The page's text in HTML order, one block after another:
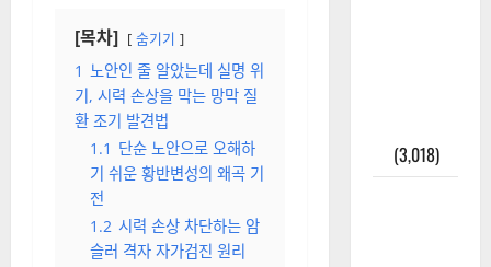
[목차] 숨기기
1 노안인 줄 알았는데 실명 위
기, 시력 손상을 막는 망막 질
환 조기 발견법
1.1 단순 노안으로 오해하
기 쉬운 황반변성의 왜곡 기
전
1.2 시력 손상 차단하는 암
슬러 격자 자가검진 원리
(3,018)